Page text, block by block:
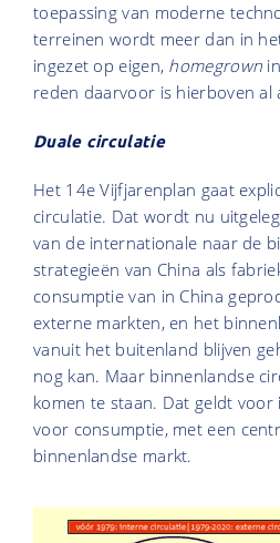
toepassing van moderne
terreinen wordt meer dan in
ingezet op eigen, homegrown
reden daarvoor is hierboven al
Duale circulatie
Het 14e Vijfjarenplan gaat
circulatie. Dat wordt nu
van de internationale naar de
strategieën van China als
consumptie van in China
externe markten, en het
vanuit het buitenland blijven
nog kan. Maar binnenlandse
komen te staan. Dat geldt
voor consumptie, met een
binnenlandse markt.